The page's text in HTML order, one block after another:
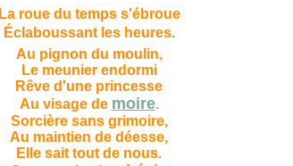
La roue du temps s'ébroue
Éclaboussant les heures.
Au pignon du moulin,
Le meunier endormi
Rêve d'une princesse
Au visage de moire.
Sorcière sans grimoire,
Au maintien de déesse,
Elle sait tout de nous.